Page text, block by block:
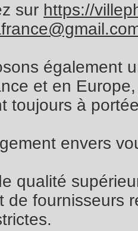
sur https://
également
et en
toujours à
envers
qualité
de fournisseurs